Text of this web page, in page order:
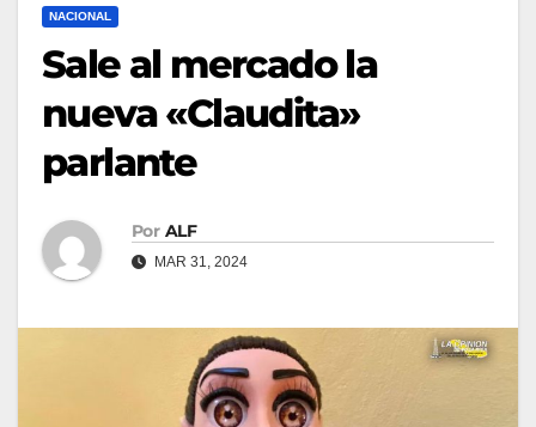
NACIONAL
Sale al mercado la
nueva «Claudita»
parlante
Por ALF
MAR 31, 2024